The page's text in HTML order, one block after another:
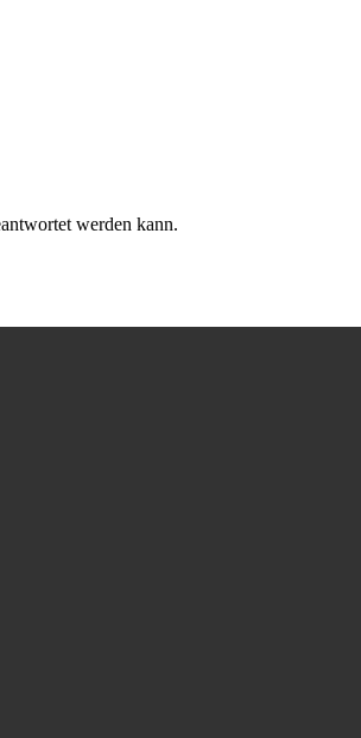
werden kann.